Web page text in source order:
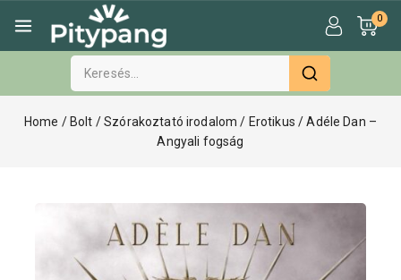
0
Home / Bolt /Szórakoztató irodalom / Erotikus / Adéle Dan –
Angyali fogság